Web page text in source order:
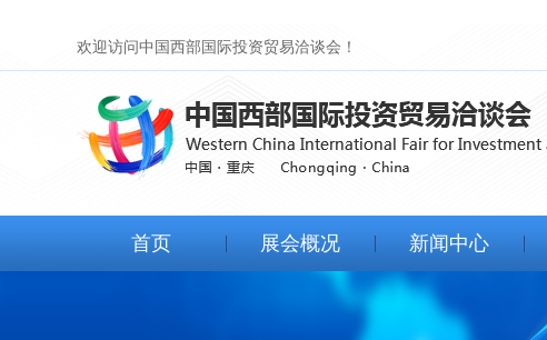
欢迎访问中国西部国际投资贸易洽谈会！
首页 展会概况 新闻中心
西洽会要闻